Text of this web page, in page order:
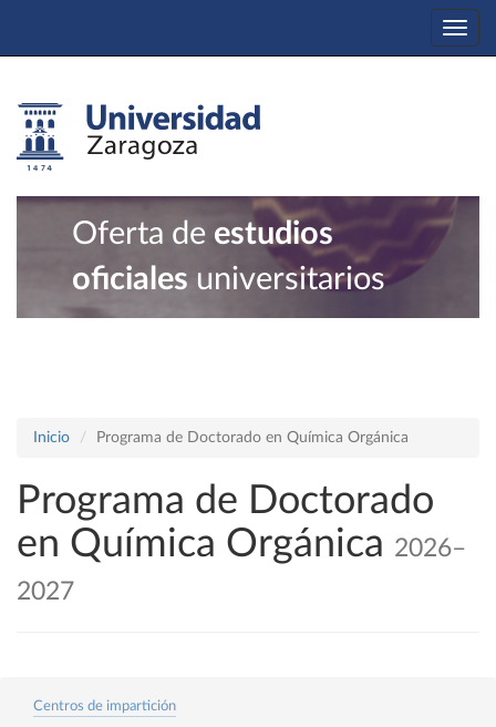
Oferta de estudios
oficiales universitarios
Inicio Programa de Doctorado en Química Orgánica
Programa de Doctorado
en Química Orgánica 2026–
2027
Centros de impartición